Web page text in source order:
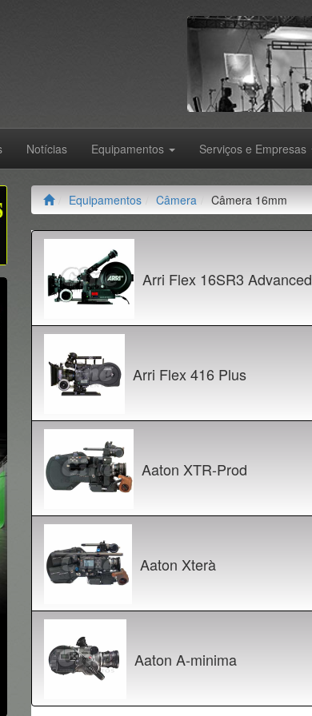
Notícias Equipamentos Serviços e Empresas
Equipamentos Câmera Câmera 16mm
Arri Flex 16SR3 Advanced
Arri Flex 416 Plus
Aaton XTR-Prod
Aaton Xterà
Aaton A-minima